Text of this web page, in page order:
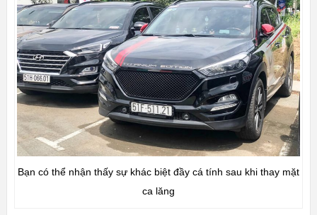
Bạn có thể nhận thấy sự khác biệt đầy cá tính sau khi thay mặt
ca lăng